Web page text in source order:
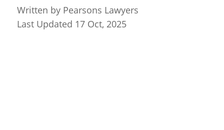
Written by Pearsons Lawyers
Last Updated 17 Oct, 2025